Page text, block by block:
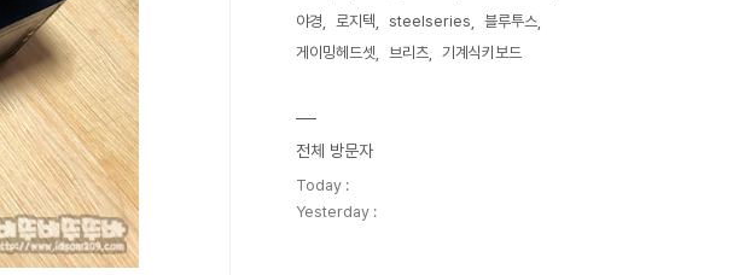
야경
로지텍 steelseries
블루투스
게이밍헤드셋
브리츠 기계식키보드
전체 방문자
Today :
Yesterday :